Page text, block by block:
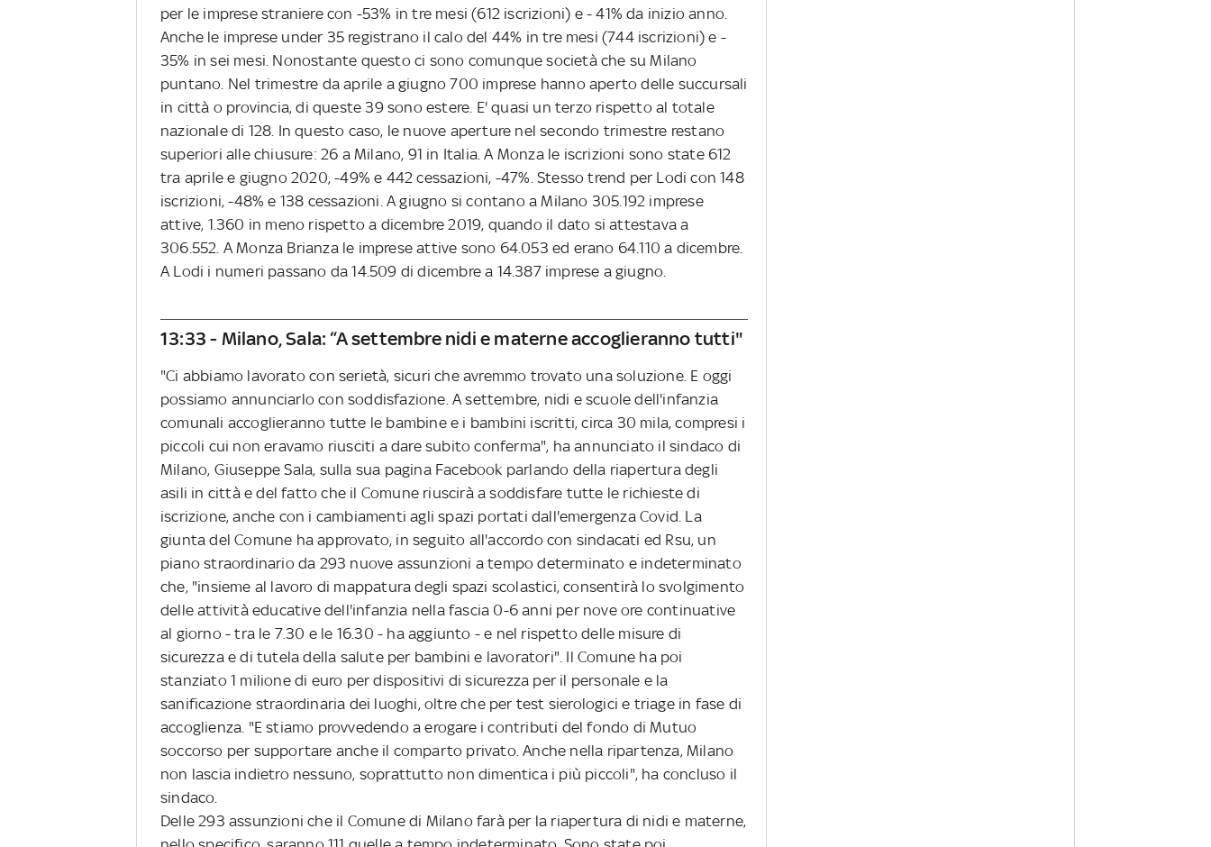
per le imprese straniere con -53% in tre mesi (612 iscrizioni) e - 41% da inizio anno.
Anche le imprese under 35 registrano il calo del 44% in tre mesi (744 iscrizioni) e -
35% in sei mesi. Nonostante questo ci sono comunque società che su Milano
puntano. Nel trimestre da aprile a giugno 700 imprese hanno aperto delle succursali
in città o provincia, di queste 39 sono estere. E' quasi un terzo rispetto al totale
nazionale di 128. In questo caso, le nuove aperture nel secondo trimestre restano
superiori alle chiusure: 26 a Milano, 91 in Italia. A Monza le iscrizioni sono state 612
tra aprile e giugno 2020, -49% e 442 cessazioni, -47%. Stesso trend per Lodi con 148
iscrizioni, -48% e 138 cessazioni. A giugno si contano a Milano 305.192 imprese
attive, 1.360 in meno rispetto a dicembre 2019, quando il dato si attestava a
306.552. A Monza Brianza le imprese attive sono 64.053 ed erano 64.110 a dicembre.
A Lodi i numeri passano da 14.509 di dicembre a 14.387 imprese a giugno.
13:33 - Milano, Sala: “A settembre nidi e materne accoglieranno tutti"
"Ci abbiamo lavorato con serietà, sicuri che avremmo trovato una soluzione. E oggi
possiamo annunciarlo con soddisfazione. A settembre, nidi e scuole dell'infanzia
comunali accoglieranno tutte le bambine e i bambini iscritti, circa 30 mila, compresi i
piccoli cui non eravamo riusciti a dare subito conferma", ha annunciato il sindaco di
Milano, Giuseppe Sala, sulla sua pagina Facebook parlando della riapertura degli
asili in città e del fatto che il Comune riuscirà a soddisfare tutte le richieste di
iscrizione, anche con i cambiamenti agli spazi portati dall'emergenza Covid. La
giunta del Comune ha approvato, in seguito all'accordo con sindacati ed Rsu, un
piano straordinario da 293 nuove assunzioni a tempo determinato e indeterminato
che, "insieme al lavoro di mappatura degli spazi scolastici, consentirà lo svolgimento
delle attività educative dell'infanzia nella fascia 0-6 anni per nove ore continuative
al giorno - tra le 7.30 e le 16.30 - ha aggiunto - e nel rispetto delle misure di
sicurezza e di tutela della salute per bambini e lavoratori". Il Comune ha poi
stanziato 1 milione di euro per dispositivi di sicurezza per il personale e la
sanificazione straordinaria dei luoghi, oltre che per test sierologici e triage in fase di
accoglienza. "E stiamo provvedendo a erogare i contributi del fondo di Mutuo
soccorso per supportare anche il comparto privato. Anche nella ripartenza, Milano
non lascia indietro nessuno, soprattutto non dimentica i più piccoli", ha concluso il
sindaco.
Delle 293 assunzioni che il Comune di Milano farà per la riapertura di nidi e materne,